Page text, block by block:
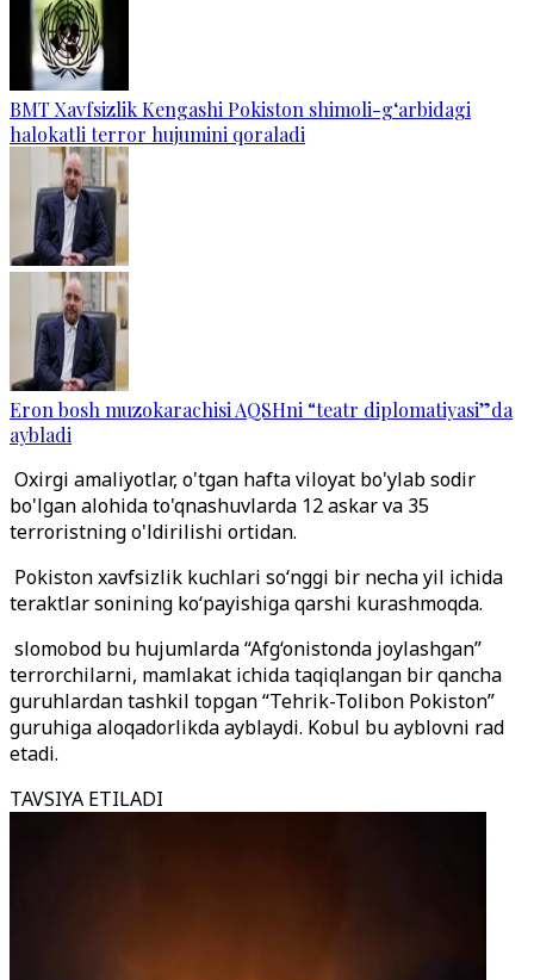
BMT Xavfsizlik Kengashi Pokiston shimoli-g‘arbidagi
halokatli terror hujumini qoraladi
Eron bosh muzokarachisi AQSHni “teatr diplomatiyasi”da
aybladi
Oxirgi amaliyotlar, o'tgan hafta viloyat bo'ylab sodir
bo'lgan alohida to'qnashuvlarda 12 askar va 35
terroristning o'ldirilishi ortidan.
Pokiston xavfsizlik kuchlari so‘nggi bir necha yil ichida
teraktlar sonining ko‘payishiga qarshi kurashmoqda.
slomobod bu hujumlarda “Afg‘onistonda joylashgan”
terrorchilarni, mamlakat ichida taqiqlangan bir qancha
guruhlardan tashkil topgan “Tehrik-Tolibon Pokiston”
guruhiga aloqadorlikda ayblaydi. Kobul bu ayblovni rad
etadi.
TAVSIYA ETILADI